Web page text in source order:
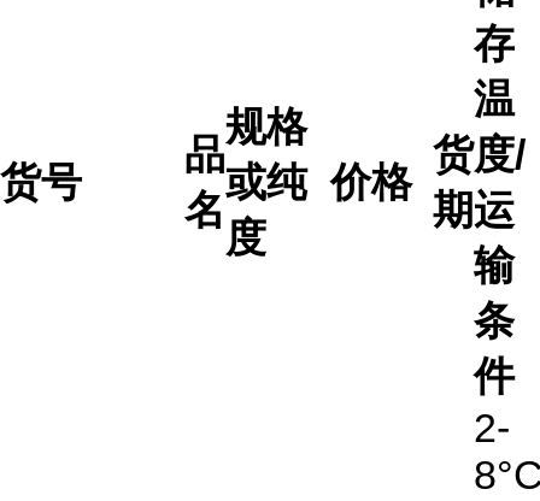
货号
品
名
规格
或纯
度
价格
货
期
存
温
度/
运
输
条
件
2-